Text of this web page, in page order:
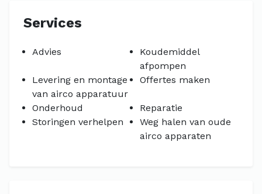
Services
Advies
Koudemiddel
afpompen
Levering en montage
van airco apparatuur
Offertes maken
Onderhoud
Reparatie
Storingen verhelpen
Weg halen van oude
airco apparaten